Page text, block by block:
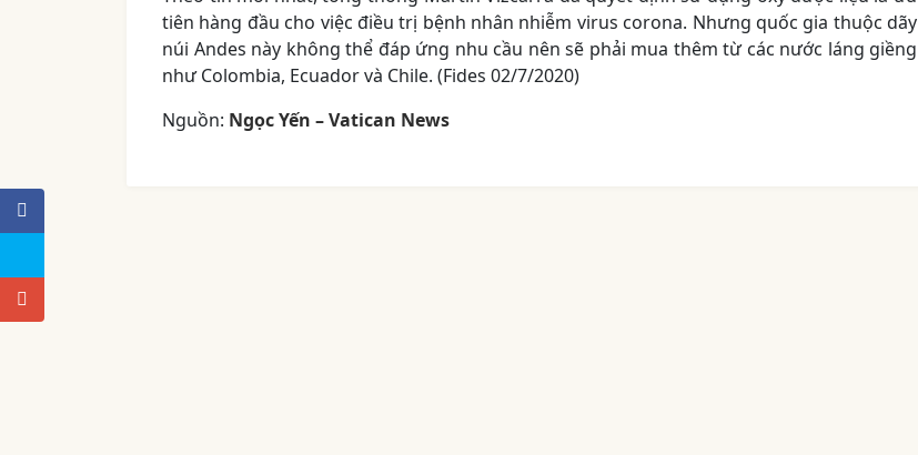
tiên hàng đầu cho việc điều trị bệnh nhân nhiễm virus corona. Nhưng quốc gia thuộc dãy
núi Andes này không thể đáp ứng nhu cầu nên sẽ phải mua thêm từ các nước láng giềng
như Colombia, Ecuador và Chile. (Fides 02/7/2020)
Nguồn: Ngọc Yến – Vatican News